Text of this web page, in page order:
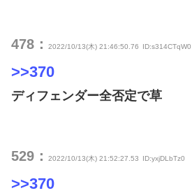
478： 2022/10/13(木) 21:46:50.76 ID:s314CTqW0
>>370
ディフェンダー全否定で草
529： 2022/10/13(木) 21:52:27.53 ID:yxjDLbTz0
>>370